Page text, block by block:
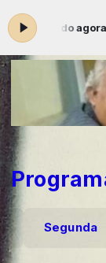
- Tocando agora:
Segunda